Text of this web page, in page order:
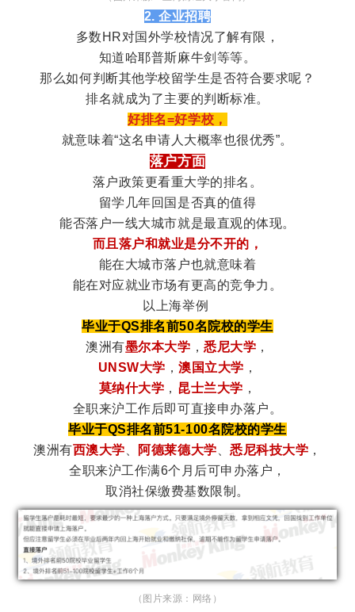
2. 企业招聘
多数HR对国外学校情况了解有限，
知道哈耶普斯麻牛剑等等。
那么如何判断其他学校留学生是否符合要求呢？
排名就成为了主要的判断标准。
好排名=好学校，
就意味着“这名申请人大概率也很优秀”。
落户方面
落户政策更看重大学的排名。
留学几年回国是否真的值得
能否落户一线大城市就是最直观的体现。
而且落户和就业是分不开的，
能在大城市落户也就意味着
能在对应就业市场有更高的竞争力。
以上海举例
毕业于QS排名前50名院校的学生
澳洲有墨尔本大学 ，悉尼大学 ，
UNSW大学 ，澳国立大学 ，
莫纳什大学 ， 昆士兰大学 ，
全职来沪工作后即可直接申办落户。
毕业于QS排名前51-100名院校的学生
澳洲有西澳大学 阿德莱德大学 、悉尼科技大学 ，
全职来沪工作满6个月后可申办落户，
取消社保缴费基数限制。
（图片来源：网络）